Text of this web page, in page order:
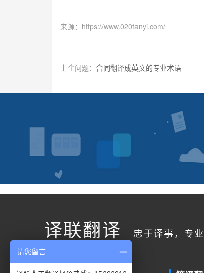
来源：https://www.020fanyi.com/
上个问题： 合同翻译成英文的专业术语
译联翻译 忠于译事，专
请您留言